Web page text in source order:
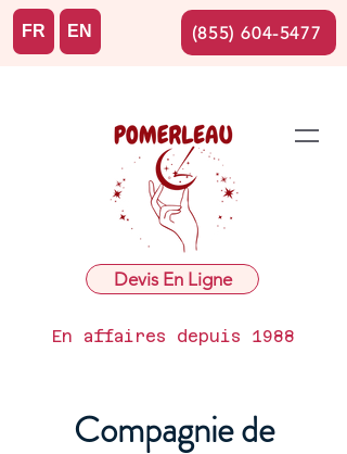
Devis En Ligne
En affaires depuis 1988
FR EN (855) 604-5477
Compagnie de